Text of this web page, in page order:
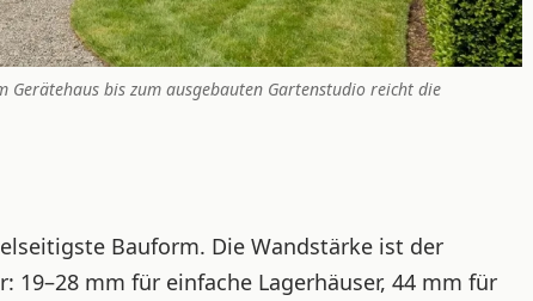
Gerätehaus bis zum ausgebauten Gartenstudio reicht die
Bauform. Die Wandstärke ist der
mm für einfache Lagerhäuser, 44 mm für